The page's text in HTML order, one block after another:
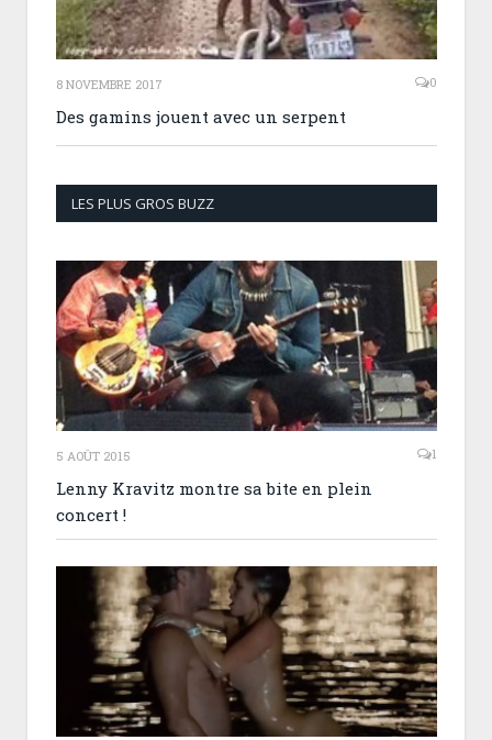
8 NOVEMBRE 2017 0
Des gamins jouent avec un serpent
LES PLUS GROS BUZZ
5 AOÛT 2015 1
Lenny Kravitz montre sa bite en plein
concert !